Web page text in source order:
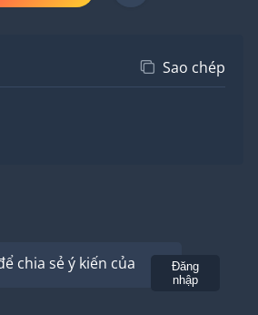
Sao chép
chia sẻ ý kiến của
Đăng
nhập